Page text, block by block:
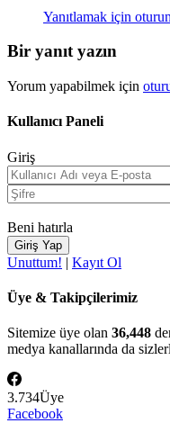
Yanıtlamak için
Bir yanıt yazın
Yorum yapabilmek için
Kullanıcı Paneli
Giriş
Beni hatırla
Unuttum! | Kayıt Ol
Üye & Takipçilerimiz
Sitemize üye olan 36,448
medya kanallarında da
3.734Üye
Facebook